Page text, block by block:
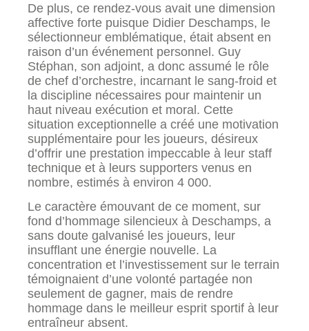
De plus, ce rendez-vous avait une dimension
affective forte puisque Didier Deschamps, le
sélectionneur emblématique, était absent en
raison d’un événement personnel. Guy
Stéphan, son adjoint, a donc assumé le rôle
de chef d’orchestre, incarnant le sang-froid et
la discipline nécessaires pour maintenir un
haut niveau exécution et moral. Cette
situation exceptionnelle a créé une motivation
supplémentaire pour les joueurs, désireux
d’offrir une prestation impeccable à leur staff
technique et à leurs supporters venus en
nombre, estimés à environ 4 000.
Le caractère émouvant de ce moment, sur
fond d’hommage silencieux à Deschamps, a
sans doute galvanisé les joueurs, leur
insufflant une énergie nouvelle. La
concentration et l’investissement sur le terrain
témoignaient d’une volonté partagée non
seulement de gagner, mais de rendre
hommage dans le meilleur esprit sportif à leur
entraîneur absent.